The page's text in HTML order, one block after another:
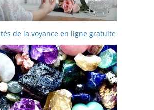
de la voyance en ligne gratuite